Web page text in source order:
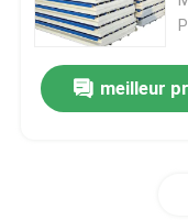
meilleur